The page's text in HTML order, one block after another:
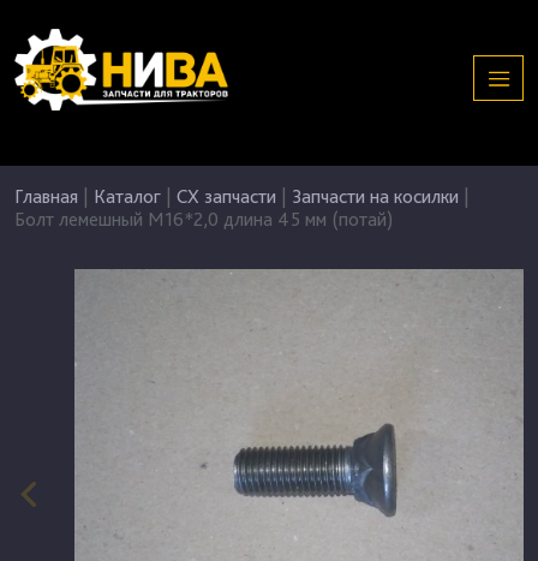
Главная Каталог СХ запчасти Запчасти на косилки
Болт лемешный М16*2,0 длина 45 мм (потай)